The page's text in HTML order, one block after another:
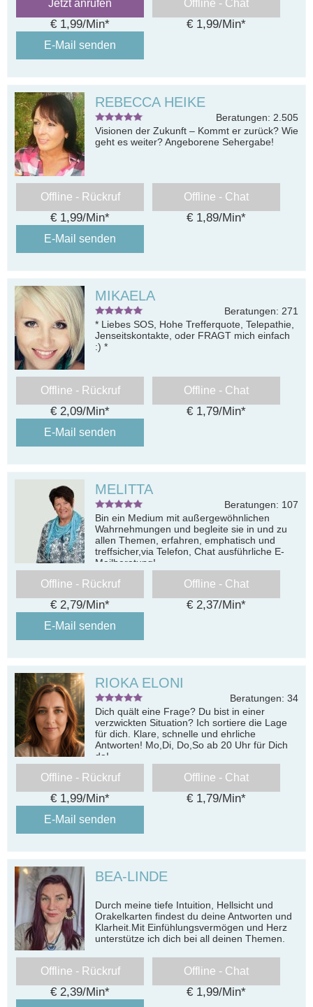
Jetzt anrufen
€ 1,99/Min*
Offline - Chat
€ 1,99/Min*
E-Mail senden
REBECCA HEIKE
Beratungen: 2.505
Visionen der Zukunft – Kommt er zurück? Wie
geht es weiter? Angeborene Sehergabe!
Offline - Rückruf
€ 1,99/Min*
Offline - Chat
€ 1,89/Min*
E-Mail senden
MIKAELA
Beratungen: 271
* Liebes SOS, Hohe Trefferquote, Telepathie,
Jenseitskontakte, oder FRAGT mich einfach
:) *
Offline - Rückruf
€ 2,09/Min*
Offline - Chat
€ 1,79/Min*
E-Mail senden
MELITTA
Beratungen: 107
Bin ein Medium mit außergewöhnlichen
Wahrnehmungen und begleite sie in und zu
allen Themen, erfahren, emphatisch und
treffsicher,via Telefon, Chat ausführliche E-
Mailberatung!
Offline - Rückruf
€ 2,79/Min*
Offline - Chat
€ 2,37/Min*
E-Mail senden
RIOKA ELONI
Beratungen: 34
Dich quält eine Frage? Du bist in einer
verzwickten Situation? Ich sortiere die Lage
für dich. Klare, schnelle und ehrliche
Antworten! Mo,Di, Do,So ab 20 Uhr für Dich
da!
Offline - Rückruf
€ 1,99/Min*
Offline - Chat
€ 1,79/Min*
E-Mail senden
BEA-LINDE
Durch meine tiefe Intuition, Hellsicht und
Orakelkarten findest du deine Antworten und
Klarheit.Mit Einfühlungsvermögen und Herz
unterstütze ich dich bei all deinen Themen.
Offline - Rückruf
€ 2,39/Min*
Offline - Chat
€ 1,99/Min*